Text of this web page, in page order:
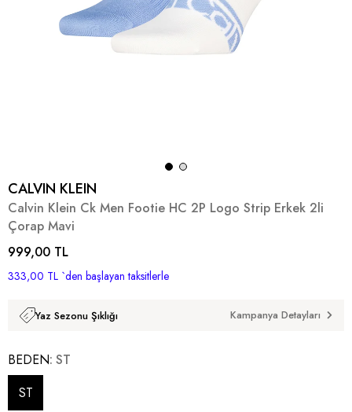
CALVIN KLEIN
Calvin Klein Ck Men Footie HC 2P Logo Strip Erkek 2li
Çorap Mavi
999,00 TL
333,00 TL `den başlayan taksitlerle
Yaz Sezonu Şıklığı Kampanya Detayları
BEDEN ST
ST